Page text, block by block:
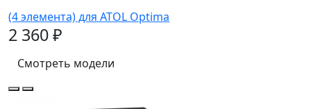
(4 элемента) для ATOL Optima
2 360 ₽
Смотреть модели